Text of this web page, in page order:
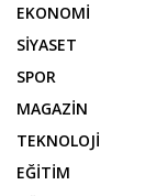
EKONOMİ
SİYASET
SPOR
MAGAZİN
TEKNOLOJİ
EĞİTİM